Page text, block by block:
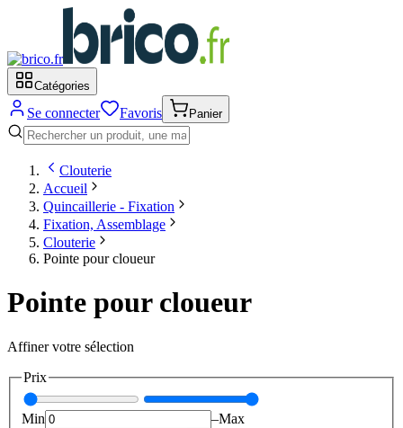
Catégories
Se connecter Favoris Panier
Clouterie
Accueil
Quincaillerie - Fixation
Fixation, Assemblage
Clouterie
Pointe pour cloueur
Pointe pour cloueur
Affiner votre sélection
Prix
Min –Max